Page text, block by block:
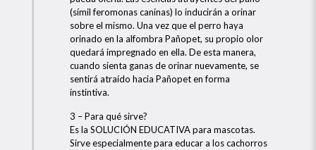
(símil feromonas caninas) lo inducirán a orinar
sobre el mismo. Una vez que el perro haya
orinado en la alfombra Pañopet, su propio olor
quedará impregnado en ella. De esta manera,
cuando sienta ganas de orinar nuevamente, se
sentirá atraído hacia Pañopet en forma
instintiva.
3 – Para qué sirve?
Es la SOLUCIÓN EDUCATIVA para mascotas.
Sirve especialmente para educar a los cachorros